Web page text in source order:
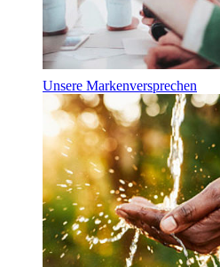
Unsere Markenversprechen